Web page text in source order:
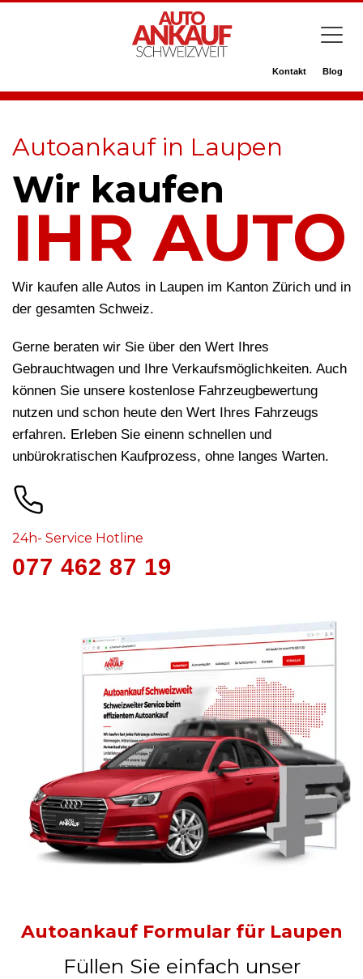
Kontakt Blog
Autoankauf in Laupen
Wir kaufen
IHR AUTO
Wir kaufen alle Autos in Laupen im Kanton Zürich und in
der gesamten Schweiz.
Gerne beraten wir Sie über den Wert Ihres
Gebrauchtwagen und Ihre Verkaufsmöglichkeiten. Auch
können Sie unsere kostenlose Fahrzeugbewertung
nutzen und schon heute den Wert Ihres Fahrzeugs
erfahren. Erleben Sie einenn schnellen und
unbürokratischen Kaufprozess, ohne langes Warten.
24h- Service Hotline
077 462 87 19
Autoankauf Formular für Laupen
Füllen Sie einfach unser